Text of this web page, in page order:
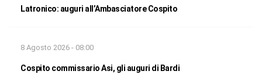
Latronico: auguri all’Ambasciatore Cospito
8 Agosto 2026 - 08:00
Cospito commissario Asi, gli auguri di Bardi